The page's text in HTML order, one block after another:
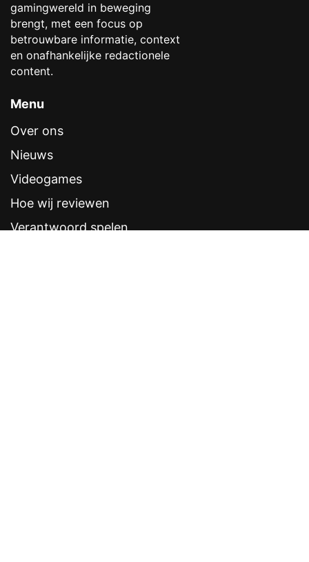
gamingwereld in beweging
brengt, met een focus op
betrouwbare informatie, context
en onafhankelijke redactionele
content.
Menu
Over ons
Nieuws
Videogames
Hoe wij reviewen
Verantwoord spelen